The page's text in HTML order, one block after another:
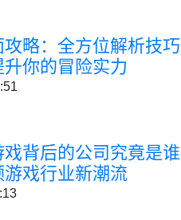
略：全方位解析技巧
你的冒险实力
背后的公司究竟是谁
戏行业新潮流